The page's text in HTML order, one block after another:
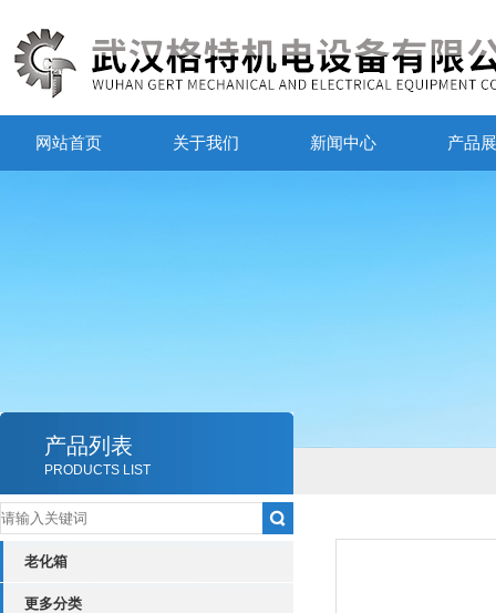
网站首页 关于我们 新闻中心 产品
产品列表
PRODUCTS LIST
老化箱
更多分类